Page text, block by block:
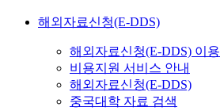
해외자료신청(E-DDS)
해외자료신청(E-DDS) 이
비용지원 서비스 안내
해외자료신청(E-DDS)
중국대학 자료 검색